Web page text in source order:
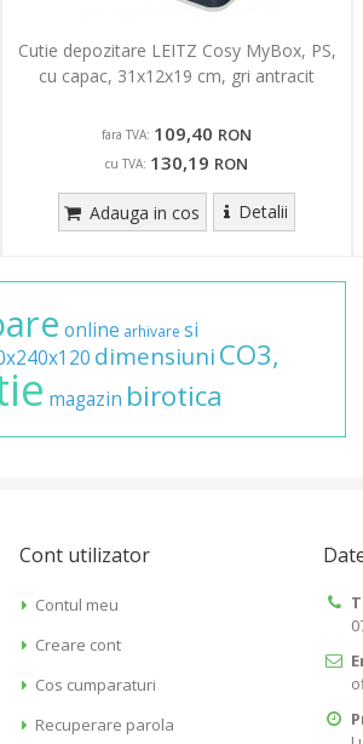
Cutie depozitare LEITZ Cosy MyBox, PS,
cu capac, 31x12x19 cm, gri antracit
fara TVA: 109,40 RON
cu TVA: 130,19 RON
Adauga in cos Detalii
online arhivare si
dimensiuniCO3,
magazin birotica
Cont utilizator
Contul meu
Creare cont
Cos cumparaturi
Recuperare parola